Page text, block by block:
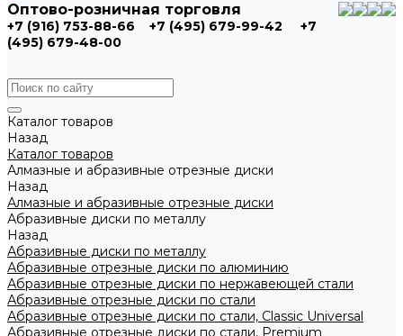
Оптово-розничная торговля
+7 (916) 753-88-66 +7 (495) 679-99-42
+7
(495) 679-48-00
Каталог товаров
Назад
Каталог товаров
Алмазные и абразивные отрезные диски
Назад
Алмазные и абразивные отрезные диски
Абразивные диски по металлу
Назад
Абразивные диски по металлу
Абразивные отрезные диски по алюминию
Абразивные отрезные диски по нержавеющей стали
Абразивные отрезные диски по стали
Абразивные отрезные диски по стали, Classic Universal
Абразивные отрезные диски по стали, Premium